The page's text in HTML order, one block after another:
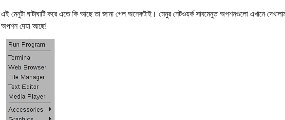
এই মেনুটা ঘাটাঘাটি করে এতে কি আছে তা জানা গেল অনেকটাই। মেনুর নেটওয়র্ক সাবমেনুত অপশনগুলো এখানে
অপশন দেয়া আছে!